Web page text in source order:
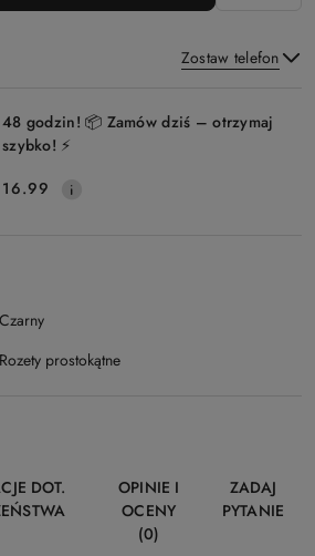
Zostaw telefon
Wyślij
48 godzin! 📦 Zamów dziś – otrzymaj
szybko! ⚡
16.99
Czarny
Rozety prostokątne
DOT.
OPINIE I
OCENY
(0)
ZADAJ
PYTANIE